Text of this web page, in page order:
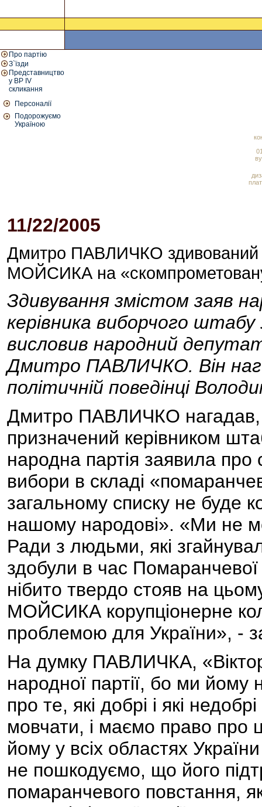
Про партію
З`їзди
Представництво
у ВР IV
скликання
Персоналії
Подорожуємо
Україною
11/22/2005
Дмитро ПАВЛИЧКО здивований
МОЙСИКА на
Здивування змістом заяв
керівника виборчого
висловив народний
Дмитро ПАВЛИЧКО. Він
політичній поведінці
Дмитро ПАВЛИЧКО
призначений керівником
народна партія заявила про
вибори в складі
загальному списку не буде
нашому народові». «Ми не
Ради з людьми, які
здобули в час
нібито твердо стояв на
МОЙСИКА корупціонерне
проблемою для України»,
На думку ПАВЛИЧКА, «Віктор
народної партії, бо ми
про те, які добрі і які
мовчати, і маємо право про
йому у всіх областях
не пошкодуємо, що його
помаранчевого повстання,